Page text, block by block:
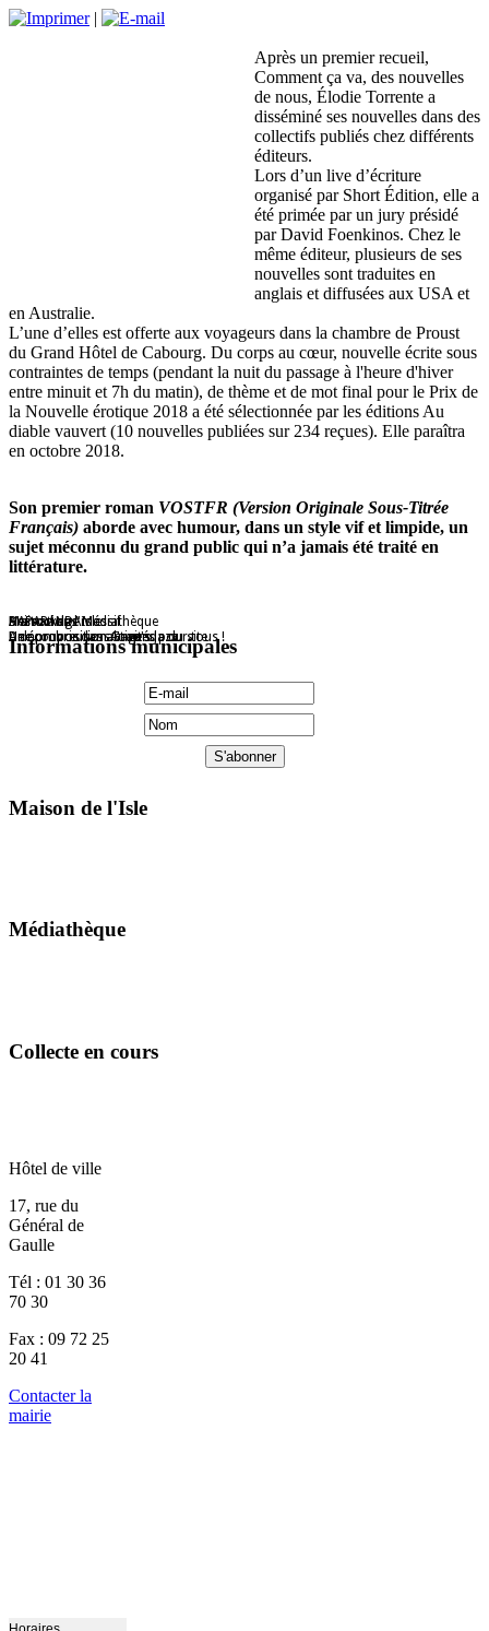
|
Après un premier recueil,
Comment ça va, des nouvelles
de nous, Élodie Torrente a
disséminé ses nouvelles dans des
collectifs publiés chez différents
éditeurs.
Lors d’un live d’écriture
organisé par Short Édition, elle a
été primée par un jury présidé
par David Foenkinos. Chez le
même éditeur, plusieurs de ses
nouvelles sont traduites en
anglais et diffusées aux USA et
en Australie.
L’une d’elles est offerte aux voyageurs dans la chambre de Proust
du Grand Hôtel de Cabourg. Du corps au cœur, nouvelle écrite sous
contraintes de temps (pendant la nuit du passage à l'heure d'hiver
entre minuit et 7h du matin), de thème et de mot final pour le Prix de
la Nouvelle érotique 2018 a été sélectionnée par les éditions Au
diable vauvert (10 nouvelles publiées sur 234 reçues). Elle paraîtra
en octobre 2018.
Son premier roman VOSTFR (Version Originale Sous-Titrée
Français) aborde avec humour, dans un style vif et limpide, un
sujet méconnu du grand public qui n’a jamais été traité en
littérature.
Maison de l'Isle
De nombreuses activités pour tous !
Destockage Massif
Une proposition Grap's
Animations médiathèque
A découvrir dans l'agenda du site
HAPARANDA
Une proposition Auvers Jazz
Informations municipales
Maison de l'Isle
Médiathèque
Collecte en cours
Hôtel de ville
17, rue du
Général de
Gaulle
Tél : 01 30 36
70 30
Fax : 09 72 25
20 41
Contacter la
mairie